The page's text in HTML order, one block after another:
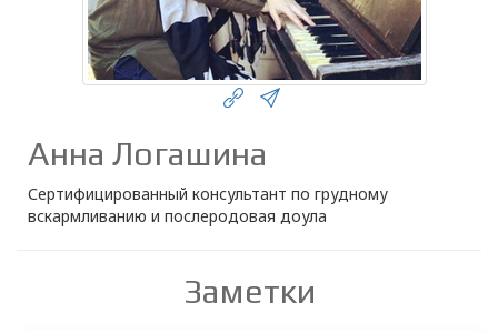
Анна Логашина
Сертифицированный консультант по грудному
вскармливанию и послеродовая доула
Заметки